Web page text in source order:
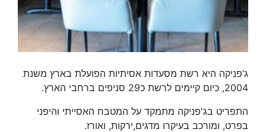
ג’פניקה היא רשת מסעדות אסיתיות הפועלת בארץ משנת
2004, כיום קיימים לרשת כ29 סניפים ברחבי הארץ.
התפריט בג'פניקה מתמקד על המטבח האסייתי והיפני
בפרט, ומורכב בעיקרו מדגים,ירקות, ואורז.